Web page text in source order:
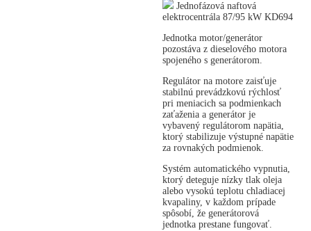
Jednofázová naftová
elektrocentrála 87/95 kW KD694
Jednotka motor/generátor
pozostáva z dieselového motora
spojeného s generátorom.
Regulátor na motore zaisťuje
stabilnú prevádzkovú rýchlosť
pri meniacich sa podmienkach
zaťaženia a generátor je
vybavený regulátorom napätia,
ktorý stabilizuje výstupné napätie
za rovnakých podmienok.
Systém automatického vypnutia,
ktorý deteguje nízky tlak oleja
alebo vysokú teplotu chladiacej
kvapaliny, v každom prípade
spôsobí, že generátorová
jednotka prestane fungovať.